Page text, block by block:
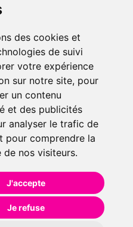
des cookies et
de suivi
votre expérience
sur notre site, pour
un contenu
et des publicités
analyser le trafic de
pour comprendre la
de nos visiteurs.
J'accepte
Je refuse
sociaux
d’Amiens vous souhaitent de
pharmaceutiques,
beauté et
Grande Pharmacie d’Amiens.
choix de 20000 références en
et animaux (vétérinaire).
en ligne et venez